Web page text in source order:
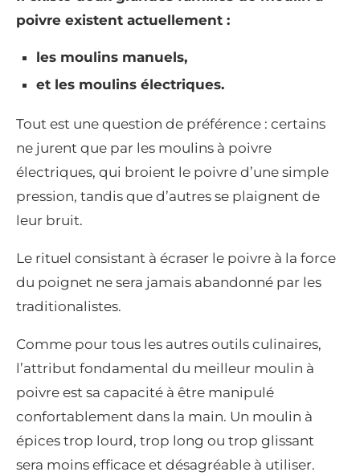
poivre existent actuellement :
les moulins manuels,
et les moulins électriques.
Tout est une question de préférence : certains
ne jurent que par les moulins à poivre
électriques, qui broient le poivre d’une simple
pression, tandis que d’autres se plaignent de
leur bruit.
Le rituel consistant à écraser le poivre à la force
du poignet ne sera jamais abandonné par les
traditionalistes.
Comme pour tous les autres outils culinaires,
l’attribut fondamental du meilleur moulin à
poivre est sa capacité à être manipulé
confortablement dans la main. Un moulin à
épices trop lourd, trop long ou trop glissant
sera moins efficace et désagréable à utiliser.